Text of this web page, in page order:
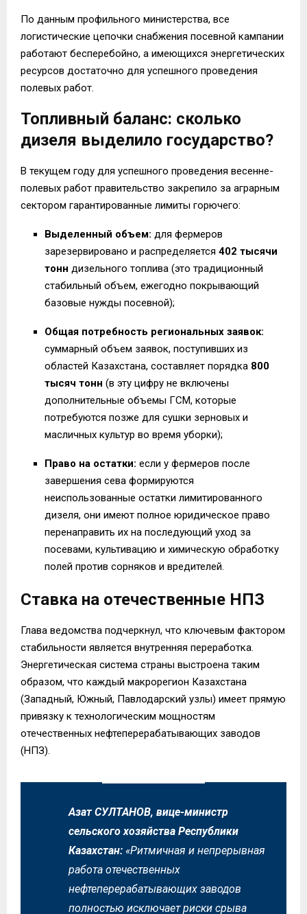
По данным профильного министерства, все
логистические цепочки снабжения посевной кампании
работают бесперебойно, а имеющихся энергетических
ресурсов достаточно для успешного проведения
полевых работ.
Топливный баланс: сколько
дизеля выделило государство?
В текущем году для успешного проведения весенне-
полевых работ правительство закрепило за аграрным
сектором гарантированные лимиты горючего:
Выделенный объем: для фермеров
зарезервировано и распределяется 402 тысячи
тонн дизельного топлива (это традиционный
стабильный объем, ежегодно покрывающий
базовые нужды посевной);
Общая потребность региональных заявок:
суммарный объем заявок, поступивших из
областей Казахстана, составляет порядка 800
тысяч тонн (в эту цифру не включены
дополнительные объемы ГСМ, которые
потребуются позже для сушки зерновых и
масличных культур во время уборки);
Право на остатки: если у фермеров после
завершения сева формируются
неиспользованные остатки лимитированного
дизеля, они имеют полное юридическое право
перенаправить их на последующий уход за
посевами, культивацию и химическую обработку
полей против сорняков и вредителей.
Ставка на отечественные НПЗ
Глава ведомства подчеркнул, что ключевым фактором
стабильности является внутренняя переработка.
Энергетическая система страны выстроена таким
образом, что каждый макрорегион Казахстана
(Западный, Южный, Павлодарский узлы) имеет прямую
привязку к технологическим мощностям
отечественных нефтеперерабатывающих заводов
(НПЗ).
Азат СУЛТАНОВ, вице-министр
сельского хозяйства Республики
Казахстан: «Ритмичная и непрерывная
работа отечественных
нефтеперерабатывающих заводов
полностью исключает риски срыва